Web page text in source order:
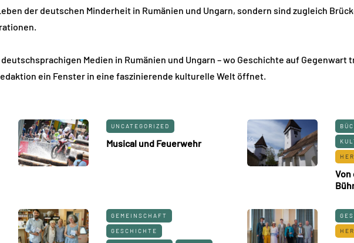
der deutschen Minderheit in Rumänien und Ungarn, sondern sind zugleich
Medien in Rumänien und Ungarn – wo Geschichte auf
ein Fenster in eine faszinierende kulturelle Welt öffnet.
UNCATEGORIZED
Musical und Feuerwehr
Von
GEMEINSCHAFT
GESCHICHTE